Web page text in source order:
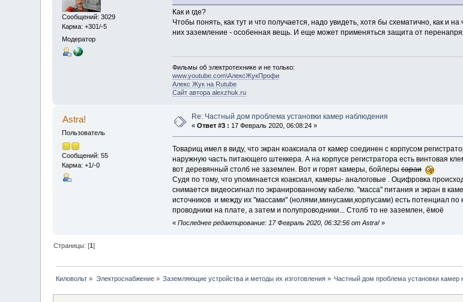
Сообщений: 3029
Карма: +301/-5
Модератор
Как и где?
Чтобы понять, как тут и что получается, надо увидеть, хотя бы схематично, как
них заземление - особенная вещь. И еще может применяться защита от
Фильмы об электротехнике и не только:
www.youtube.com\АлексЖукПрофи
Алекс Жук на Rutube
Сайт автора alexzhuk.ru
Astra!
Пользователь
Сообщений: 55
Карма: +1/-0
Re: Частный дом проблема установки камер наблюдения
«Ответ #3 : 17 Февраль 2020, 06:08:24 »
Товарищ имел в виду, что экран коаксиала от камер соединен с корпусом
наружную часть питающего штеккера. А на корпусе регистратора есть винтовая
вот деревянный столб не заземлен. Вот и горят камеры, бойлерысараи
Судя по тому, что упоминается коаксиал, камеры- аналоговые . Оцифровка
снимается видеосигнал по экранированному кабелю. "масса" питания и экран в
источников и между их "массами" (нолями,минусами,корпусами) есть потенциал
проводники на плате, а затем и полупроводники... Столб то не заземлен, ёмоё
« Последнее редактирование: 17 Февраль 2020, 06:32:56 от Astra!»
Страницы: [1]
Киловольт » Электроснабжение» Заземляющие устройства и методы их изготовления » Частный дом проблема установки камер